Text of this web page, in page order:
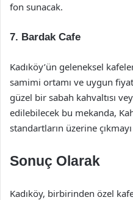
fon sunacak.
7. Bardak Cafe
Kadıköy’ün geleneksel
samimi ortamı ve uygun
güzel bir sabah kahvaltısı
edilebilecek bu mekanda,
standartların üzerine
Sonuç Olarak
Kadıköy, birbirinden özel